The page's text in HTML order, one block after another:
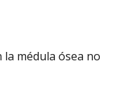
médula ósea no